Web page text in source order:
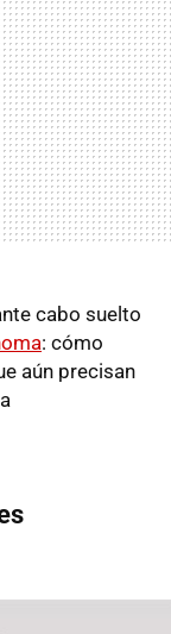
cabo suelto
: cómo
aún precisan